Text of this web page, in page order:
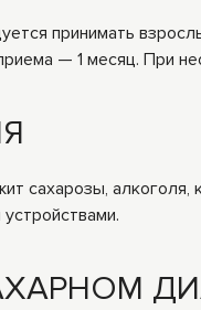
принимать
— 1 месяц. При
сахарозы, алкоголя,